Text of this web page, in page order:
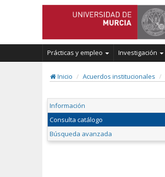
Prácticas y empleo Investigación
Inicio Acuerdos institucionales
Información
Consulta catálogo
Búsqueda avanzada